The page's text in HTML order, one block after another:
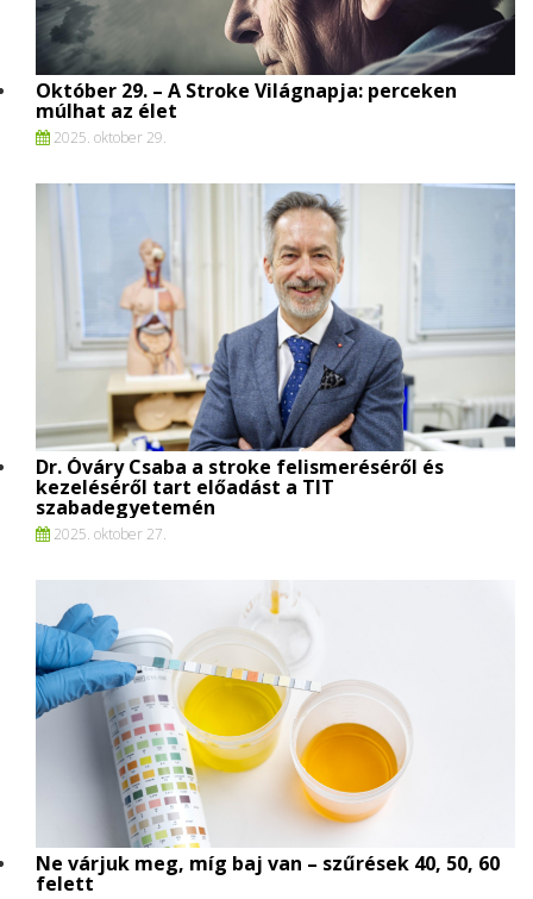
Október 29. – A Stroke Világnapja: perceken
múlhat az élet
2025. oktober 29.
Dr. Óváry Csaba a stroke felismeréséről és
kezeléséről tart előadást a TIT
szabadegyetemén
2025. oktober 27.
Ne várjuk meg, míg baj van – szűrések 40, 50, 60
felett